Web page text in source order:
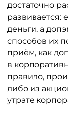
достаточно
развивается:
деньги, а
способов их
приём, как
в
правило,
либо из
утрате